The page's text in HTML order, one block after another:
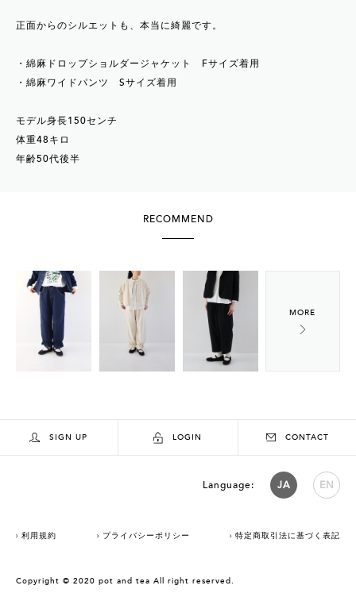
正面からのシルエットも、本当に綺麗です。
・綿麻ドロップショルダージャケット Fサイズ着用
・綿麻ワイドパンツ Sサイズ着用
モデル身長150センチ
体重48キロ
年齢50代後半
RECOMMEND
SIGN UP LOGIN CONTACT
Language: JA EN
利用規約 プライバシーポリシー 特定商取引法に基づく表記
Copyright © 2020 pot and tea All right reserved.